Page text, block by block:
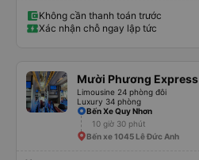
Không cần thanh toán trước
Xác nhận chỗ ngay lập tức
Mười Phương Express
Limousine 24 phòng đôi
Luxury 34 phòng
Bến Xe Quy Nhơn
10 giờ 30 phút
Bến xe 1045 Lê Đức Anh